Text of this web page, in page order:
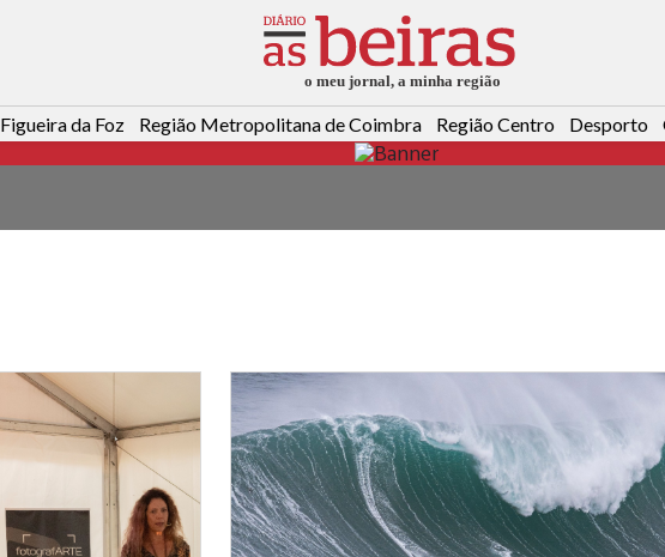
Figueira da Foz Região Metropolitana de Coimbra Região Centro Desporto